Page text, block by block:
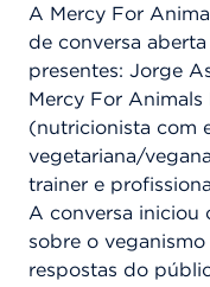
A Mercy For
de conversa
presentes: Jorge
Mercy For Animals
(nutricionista com
vegetariana/
trainer e
A conversa iniciou
sobre o
respostas do